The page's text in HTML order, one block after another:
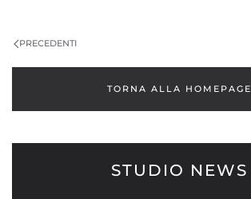
PRECEDENTI
TORNA ALLA HOMEPAGE
STUDIO NEWS